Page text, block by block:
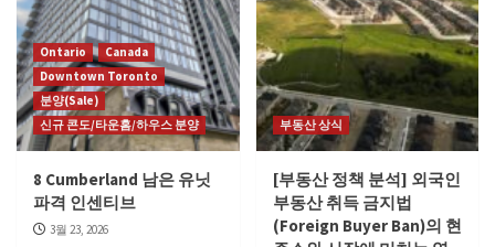
Ontario
Canada
Downtown Toronto
분양(Sale)
신규 콘도/타운홈/하우스 분양
8 Cumberland 남은 유닛
파격 인센티브
3월 23, 2026
부동산 상식
[부동산 정책 분석] 외국인
부동산 취득 금지법
(Foreign Buyer Ban)의 현